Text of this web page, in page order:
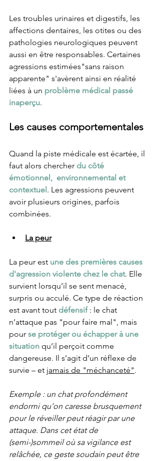
Les troubles urinaires et digestifs, les
affections dentaires, les otites ou des
pathologies neurologiques peuvent
aussi en être responsables. Certaines
agressions estimées"sans raison
apparente" s'avèrent ainsi en réalité
liées à un problème médical passé
inaperçu.
Les causes comportementales
Quand la piste médicale est écartée, il
faut alors chercher du côté
émotionnel,  environnemental et
contextuel . Les agressions peuvent
avoir plusieurs origines, parfois
combinées.
La peur
La peur est une des premières causes
d'agression violente chez le chat. Elle
survient lorsqu’il se sent menacé,
surpris ou acculé. Ce type de réaction
est avant tout défensif : le chat
n’attaque pas "pour faire mal", mais
pour se protéger ou échapper à une
situation qu’il perçoit comme
dangereuse. Il s’agit d’un réflexe de
survie – et jamais de "méchanceté".
Exemple : un chat profondément
endormi qu’on caresse brusquement
pour le réveiller peut réagir par une
attaque. Dans cet état de
(semi-)sommeil où sa vigilance est
relâchée, ce geste soudain peut être